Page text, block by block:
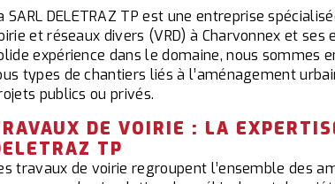
SARL DELETRAZ TP est une entreprise
et réseaux divers (VRD) à Charvonnex et ses
expérience dans le domaine, nous sommes
types de chantiers liés à l’aménagement
publics ou privés.
DE VOIRIE : LA
TP
travaux de voirie regroupent l’ensemble des